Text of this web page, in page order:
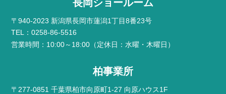
長岡ショールーム
〒940-2023 新潟県長岡市蓮潟1丁目8番23号
TEL：0258-86-5516
営業時間：10:00～18:00（定休日：水曜・木曜日）
柏事業所
〒277-0851 千葉県柏市向原町1-27 向原ハウス1F